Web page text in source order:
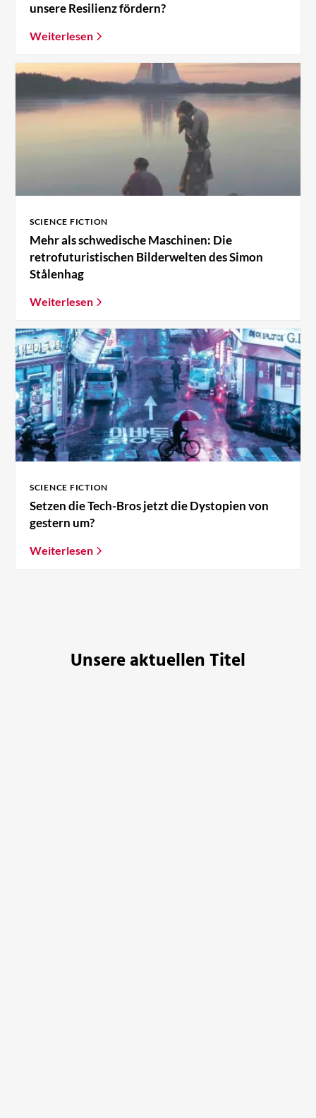
unsere Resilienz fördern?
Weiterlesen
SCIENCE FICTION
Mehr als schwedische Maschinen: Die
retrofuturistischen Bilderwelten des Simon
Stålenhag
Weiterlesen
SCIENCE FICTION
Setzen die Tech-Bros jetzt die Dystopien von
gestern um?
Weiterlesen
Unsere aktuellen Titel